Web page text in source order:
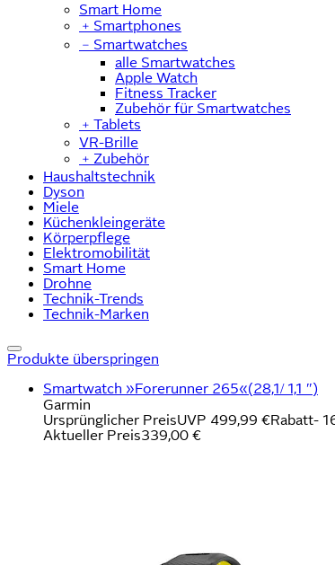
Smart Home
﹢ Smartphones
﹣ Smartwatches
alle Smartwatches
Apple Watch
Fitness Tracker
Zubehör für Smartwatches
﹢ Tablets
VR-Brille
﹢ Zubehör
Haushaltstechnik
Dyson
Miele
Küchenkleingeräte
Körperpflege
Elektromobilität
Smart Home
Drohne
Technik-Trends
Technik-Marken
Produkte überspringen
Smartwatch »Forerunner 265«(28,1/ 1,1 ″)
Garmin
Ursprünglicher PreisUVP 499,99 €Rabatt-
Aktueller Preis339,00 €